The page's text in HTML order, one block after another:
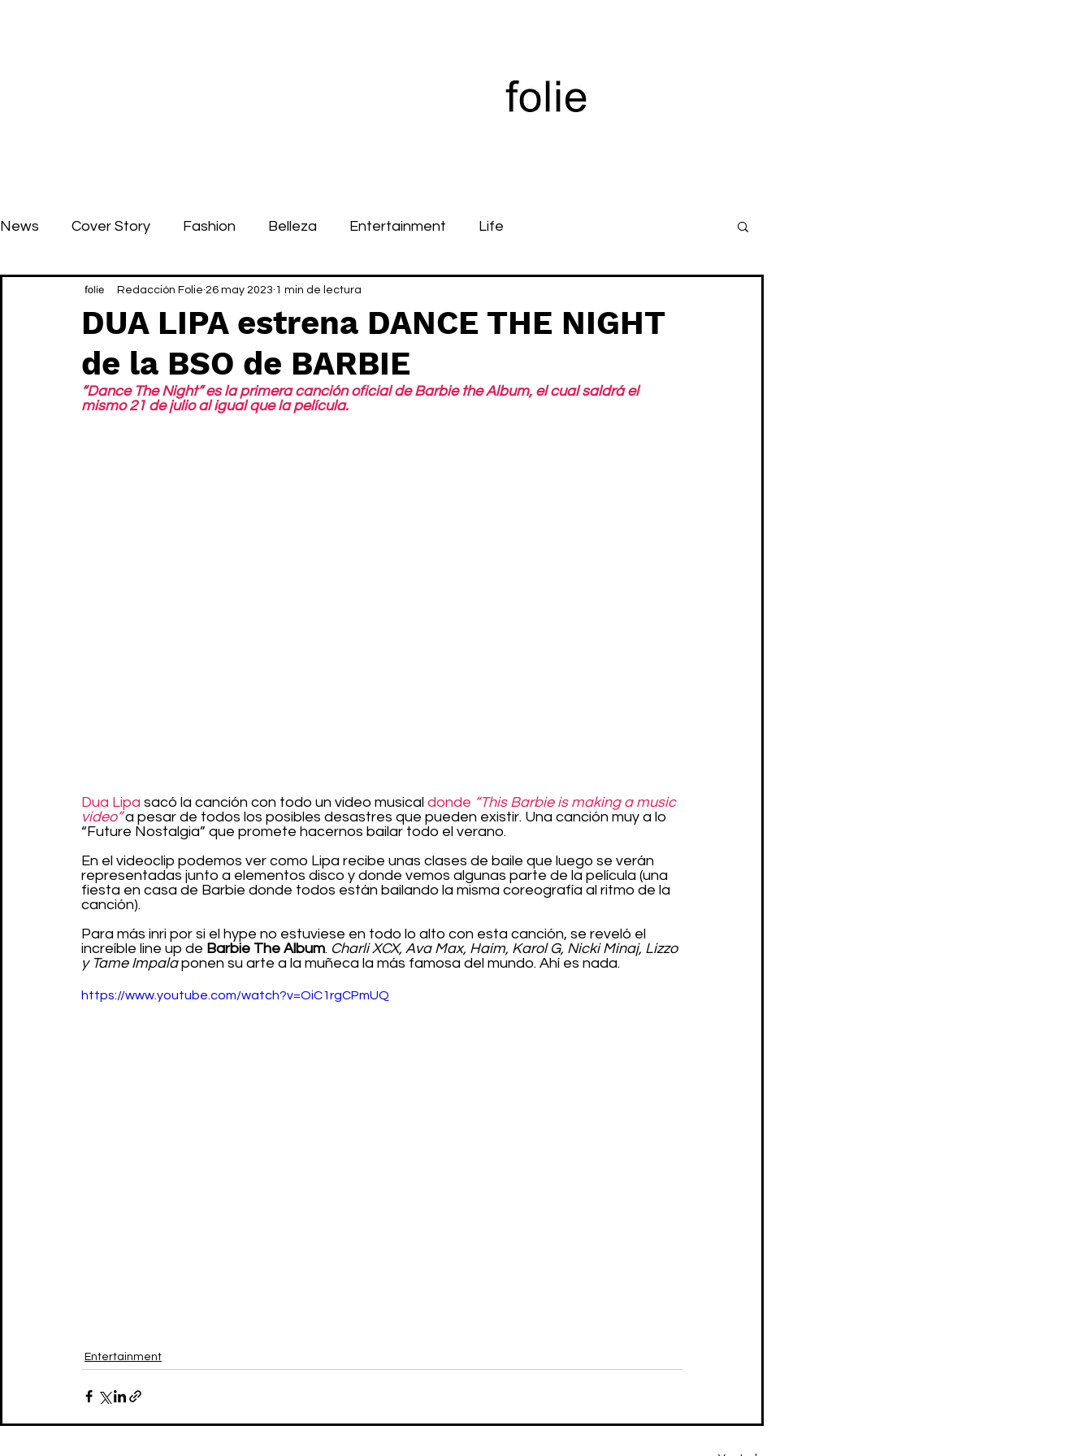
News Cover Story Fashion Belleza Entertainment Life
DUA LIPA estrena DANCE THE NIGHT
de la BSO de BARBIE
Redacción Folie 26 may 2023 1 min de lectura
“Dance The Night” es la primera canción oficial de Barbie the Album, el cual saldrá el
mismo 21 de julio al igual que la película.
Dua Lipa sacó la canción con todo un video musical donde “This Barbie is making a music
video” a pesar de todos los posibles desastres que pueden existir. Una canción muy a lo
“Future Nostalgia” que promete hacernos bailar todo el verano.
En el videoclip podemos ver como Lipa recibe unas clases de baile que luego se verán
representadas junto a elementos disco y donde vemos algunas parte de la película (una
fiesta en casa de Barbie donde todos están bailando la misma coreografía al ritmo de la
canción).
Para más inri por si el hype no estuviese en todo lo alto con esta canción, se reveló el
increíble line up de Barbie The Album. Charli XCX, Ava Max, Haim, Karol G, Nicki Minaj, Lizzo
y Tame Impala ponen su arte a la muñeca la más famosa del mundo. Ahí es nada.
https://www.youtube.com/watch?v=OiC1rgCPmUQ
Entertainment